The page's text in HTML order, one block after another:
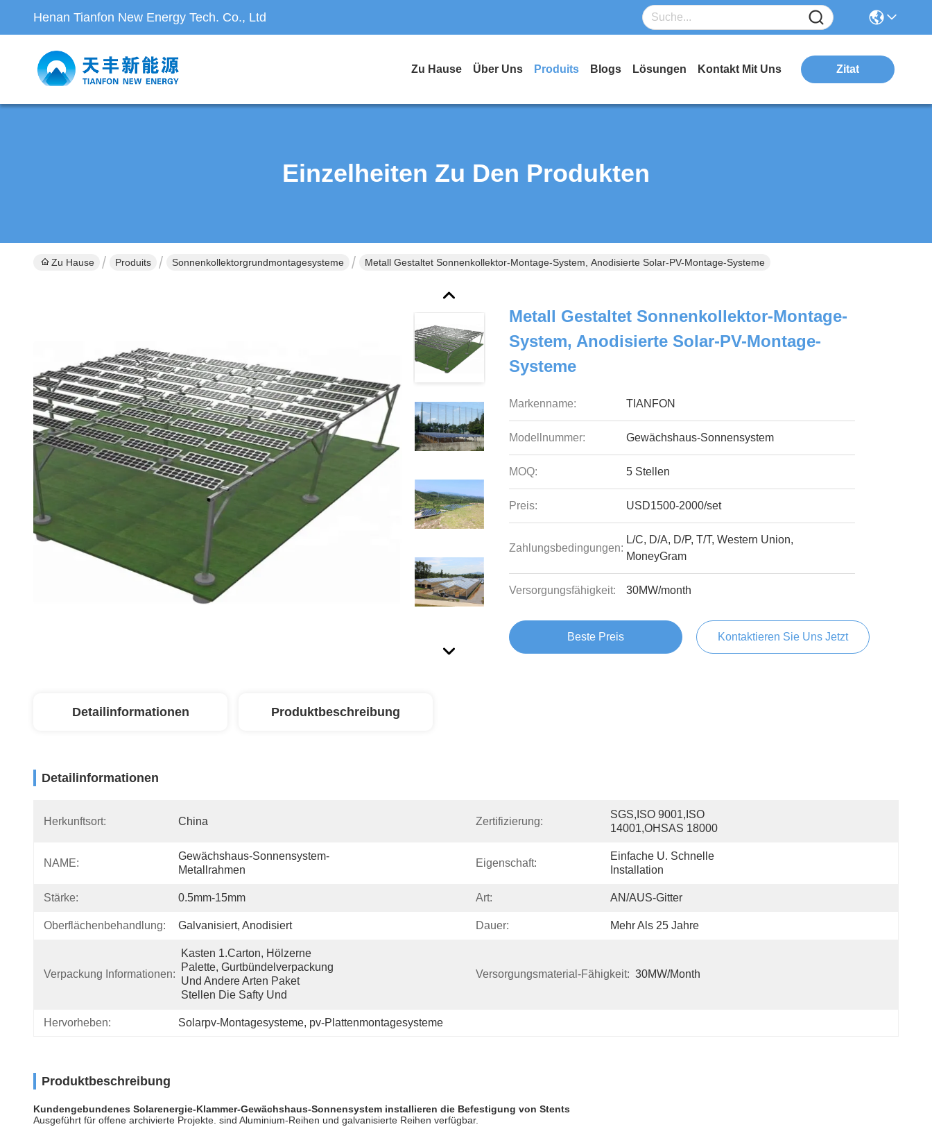
Henan Tianfon New Energy Tech. Co., Ltd
Zu Hause Über Uns Produits Blogs Lösungen Kontakt Mit Uns Zitat
Einzelheiten Zu Den Produkten
Zu Hause Produits Sonnenkollektorgrundmontagesysteme Metall Gestaltet Sonnenkollektor-Montage-System, Anodisierte Solar-PV-Montage-Systeme
Metall Gestaltet Sonnenkollektor-Montage-
System, Anodisierte Solar-PV-Montage-
Systeme
Markenname: TIANFON
Modellnummer: Gewächshaus-Sonnensystem
MOQ: 5 Stellen
Preis: USD1500-2000/set
Zahlungsbedingungen:
L/C, D/A, D/P, T/T, Western Union,
MoneyGram
Versorgungsfähigkeit: 30MW/month
Beste Preis Kontaktieren Sie Uns Jetzt
Detailinformationen Produktbeschreibung
Detailinformationen
Herkunftsort: China Zertifizierung:
SGS,ISO 9001,ISO
14001,OHSAS 18000
NAME:
Gewächshaus-Sonnensystem-
Metallrahmen
Eigenschaft:
Einfache U. Schnelle
Installation
Stärke: 0.5mm-15mm Art: AN/AUS-Gitter
Oberflächenbehandlung: Galvanisiert, Anodisiert Dauer: Mehr Als 25 Jahre
Verpackung Informationen:
Kasten 1.Carton, Hölzerne
Palette, Gurtbündelverpackung
Und Andere Arten Paket
Stellen Die Safty Und
Versorgungsmaterial-Fähigkeit: 30MW/month
Hervorheben: Solarpv-Montagesysteme, pv-Plattenmontagesysteme
Produktbeschreibung
Kundengebundenes Solarenergie-Klammer-Gewächshaus-Sonnensystem installieren die Befestigung von Stents
Ausgeführt für offene archivierte Projekte. sind Aluminium-Reihen und galvanisierte Reihen verfügbar.